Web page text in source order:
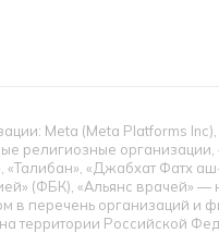
Meta (Meta Platforms
религиозные организации,
«Талибан», «Джабхат Фатх
(ФБК), «Альянс врачей» —
перечень организаций и
территории Российской